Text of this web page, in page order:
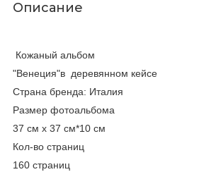
Описание
Кожаный альбом
"Венеция"в деревянном кейсе
Страна бренда: Италия
Размер фотоальбома
37 см х 37 см*10 см
Кол-во страниц
160 страниц